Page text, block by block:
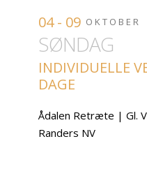
04 - 09 OKTOBER
SØNDAG
INDIVIDUELLE
DAGE
Ådalen Retræte | Gl.
Randers NV